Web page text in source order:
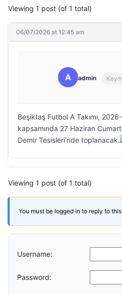
Viewing 1 post (of 1 total)
06/07/2026 at 12:45 am
A admin
Beşiktaş Futbol A Takımı,
kapsamında 27 Haziran
Demir Tesisleri’nde toplanacak.
Viewing 1 post (of 1 total)
You must be logged in to reply to
Username:
Password: